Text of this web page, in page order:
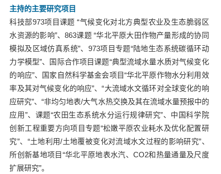
主持的主要研究项目
科技部973项目课题 “气候变化对北方典型农业及生态脆弱区
水资源的影响”、863课题 “华北平原大田作物产量形成的协同
模拟及区域仿真系统”、973项目专题“陆地生态系统碳循环动
力学模型”、国际合作项目课题“典型流域水量水质对气候变化
的响应”、国家自然科学基金会项目“华北平原作物水分利用效
率及其对气候变化的响应”、“大流域水文循环对全球变化的响
应研究”、“非均匀地表/大气水热交换及其在流域水量预报中的
应用”、课题“农田生态系统水分运行规律研究”、中国科学院
创新工程重要方向项目专题“松嫩平原农业耗水及优化配置研
究”、“土地利用/土地覆被变化对流域水文过程的影响研究”、
所创新基地项目“华北平原地表水汽、CO2和热量通量及尺度
扩展研究”。